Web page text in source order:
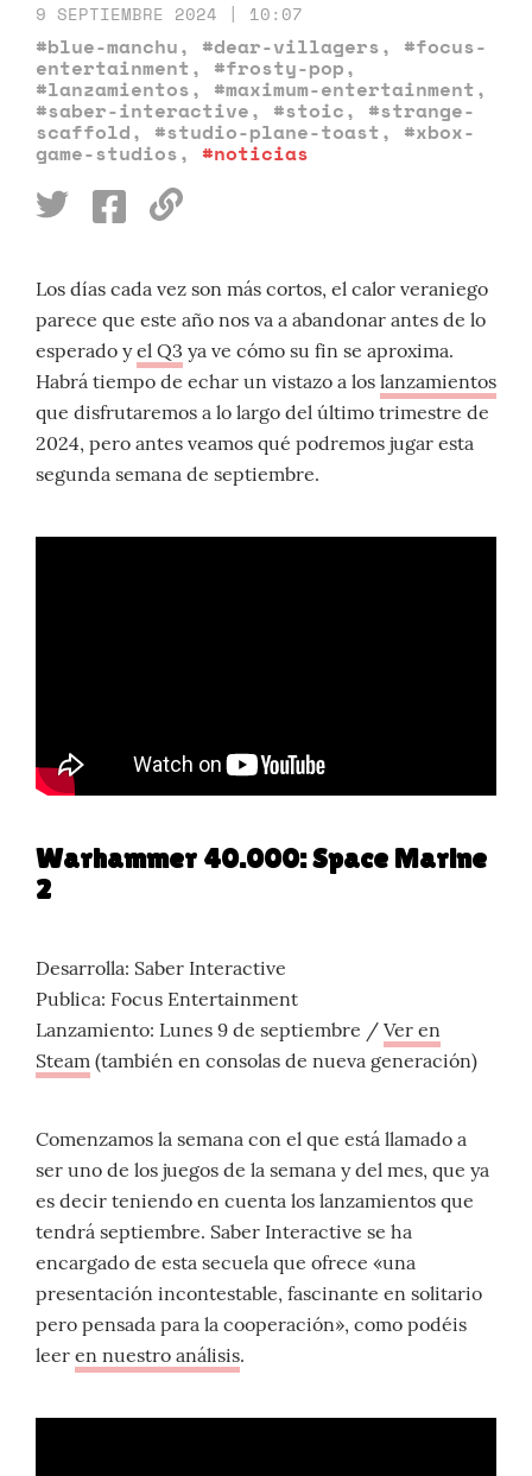
9 SEPTIEMBRE 2024 | 10:07
#blue-manchu, #dear-villagers, #focus-
entertainment, #frosty-pop,
#lanzamientos, #maximum-entertainment,
#saber-interactive, #stoic, #strange-
scaffold, #studio-plane-toast, #xbox-
game-studios, #noticias
Los días cada vez son más cortos, el calor veraniego
parece que este año nos va a abandonar antes de lo
esperado yel Q3 ya ve cómo su fin se aproxima.
Habrá tiempo de echar un vistazo a los lanzamientos
que disfrutaremos a lo largo del último trimestre de
2024, pero antes veamos qué podremos jugar esta
segunda semana de septiembre.
Warhammer 40.000: Space Marine
2
Desarrolla: Saber Interactive
Publica: Focus Entertainment
Lanzamiento: Lunes 9 de septiembre / Ver en
Steam (también en consolas de nueva generación)
Comenzamos la semana con el que está llamado a
ser uno de los juegos de la semana y del mes, que ya
es decir teniendo en cuenta los lanzamientos que
tendrá septiembre. Saber Interactive se ha
encargado de esta secuela que ofrece «una
presentación incontestable, fascinante en solitario
pero pensada para la cooperación», como podéis
leer en nuestro análisis.